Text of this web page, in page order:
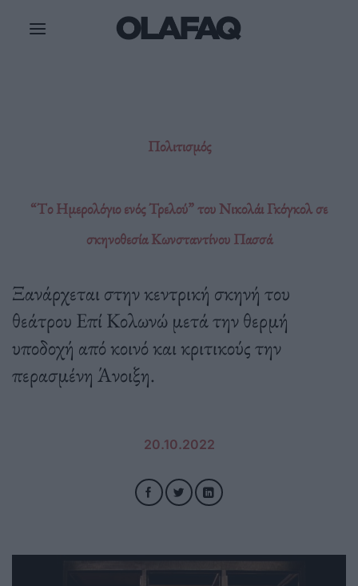
Πολιτισμός
“Tο Ημερολόγιο ενός Τρελού” του Νικολάι Γκόγκολ σε
σκηνοθεσία Κωνσταντίνου Πασσά
Ξανάρχεται στην κεντρική σκηνή του
θεάτρου Επί Κολωνώ μετά την θερμή
υποδοχή από κοινό και κριτικούς την
περασμένη Άνοιξη.
20.10.2022